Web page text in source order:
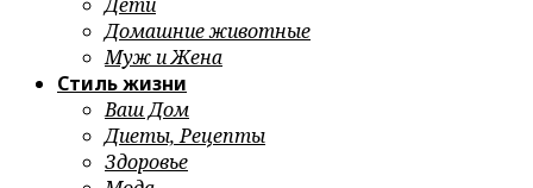
Домашние животные
Муж и Жена
Стиль жизни
Ваш Дом
Диеты, Рецепты
Здоровье